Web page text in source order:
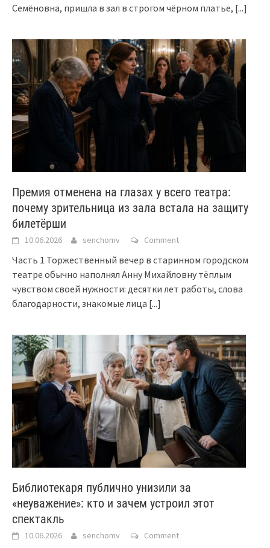
Семёновна, пришла в зал в строгом чёрном платье, [...]
Премия отменена на глазах у всего театра:
почему зрительница из зала встала на защиту
билетёрши
10.06.2026 senchomv Comment
Часть 1 Торжественный вечер в старинном городском
театре обычно наполнял Анну Михайловну тёплым
чувством своей нужности: десятки лет работы, слова
благодарности, знакомые лица [...]
Библиотекаря публично унизили за
«неуважение»: кто и зачем устроил этот
спектакль
10.06.2026 senchomv Comment